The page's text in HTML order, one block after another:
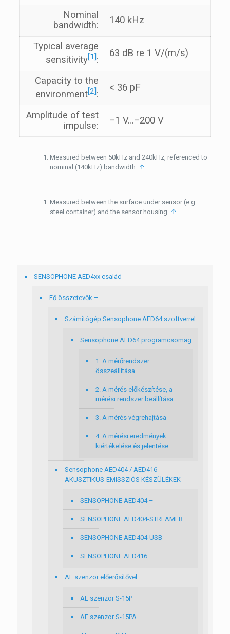
Nominal
bandwidth:
140 kHz
Typical average
sensitivity[1]:
63 dB re 1 V/(m/s)
Capacity to the
environment[2]:
< 36 pF
Amplitude of test
impulse:
−1 V…−200 V
Measured between 50kHz and 240kHz, referenced to
nominal (140kHz) bandwidth. ↑
Measured between the surface under sensor (e.g.
steel container) and the sensor housing. ↑
SENSOPHONE AED4xx család
Fő összetevők –
Számítógép Sensophone AED64 szoftverrel
Sensophone AED64 programcsomag
1. A mérőrendszer
összeállítása
2. A mérés előkészítése, a
mérési rendszer beállítása
3. A mérés végrehajtása
4. A mérési eredmények
kiértékelése és jelentése
Sensophone AED404 / AED416
AKUSZTIKUS-EMISSZIÓS KÉSZÜLÉKEK
SENSOPHONE AED404 –
SENSOPHONE AED404-STREAMER –
SENSOPHONE AED404-USB
SENSOPHONE AED416 –
AE szenzor előerősítővel –
AE szenzor S-15P –
AE szenzor S-15PA –